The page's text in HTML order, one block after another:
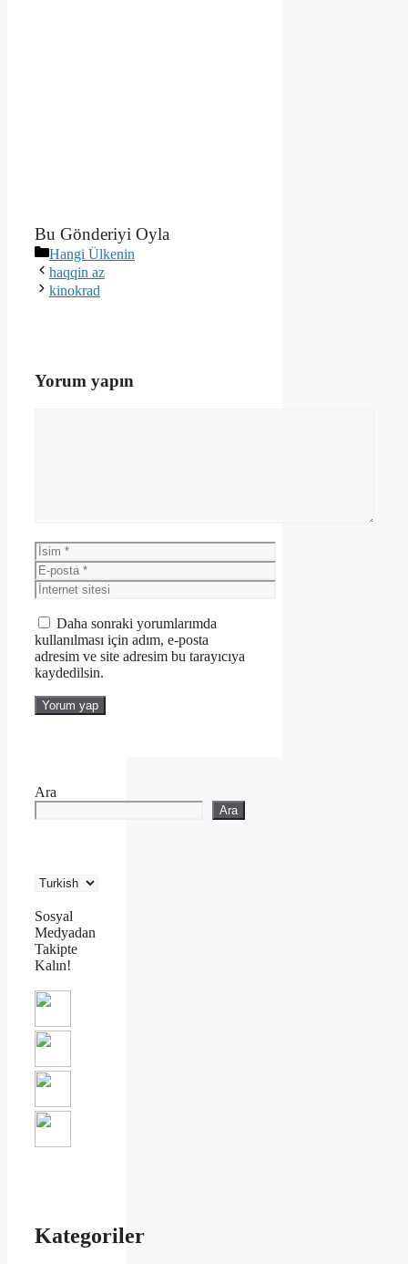
Bu Gönderiyi Oyla
Kategoriler
Hangi Ülkenin
haqqin az
kinokrad
Yorum yapın
İsim
E-
posta
İnternet
sitesi
Daha sonraki yorumlarımda
kullanılması için adım, e-posta
adresim ve site adresim bu tarayıcıya
kaydedilsin.
Ara
Ara
Sosyal
Medyadan
Takipte
Kalın!
Kategoriler